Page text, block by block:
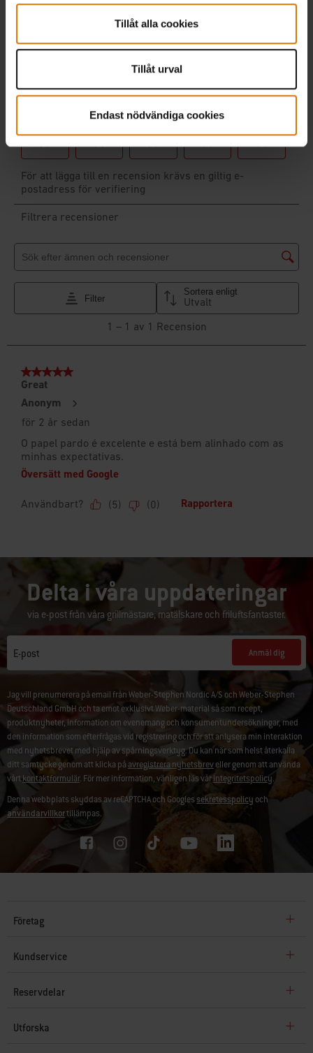
Tillåt alla cookies
Tillåt urval
Endast nödvändiga cookies
Delta i våra uppdateringar
via e-post från våra grillmästare, matälskare och friluftsfantaster.
E-post Anmäl dig
Jag vill prenumerera på email från Weber-Stephen Nordic A/S och Weber-Stephen
Deutschland GmbH och ta emot exklusivt Weber-material så som recept,
produktnyheter, information om evenemang och konsumentundersökningar, med
den information som efterfrågas vid registrering och för att anlysera min interaktion
med nyhetsbrevet med hjälp av spårningsverktyg. Du kan när som helst återkalla
ditt samtycke genom att klicka på avregistrera nyhetsbreveller genom att använda
vårt kontaktformulär. För mer information, vänligen läs vårintegritetspolicy.
Denna webbplats skyddas av reCAPTCHA och Googlessekretesspolicy och
användarvillkortillämpas.
Företag
Kundservice
Reservdelar
Utforska